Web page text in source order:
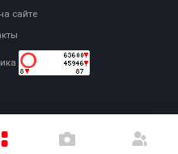
сайте